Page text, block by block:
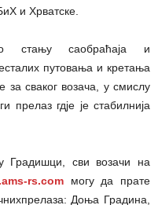
и Хрватске.
стању саобраћаја и
путовања и кретања
за сваког возача, у смислу
прелаз гдје је стабилнија
Градишци, сви возачи на
rs.com могу да прате
Доња Градина,